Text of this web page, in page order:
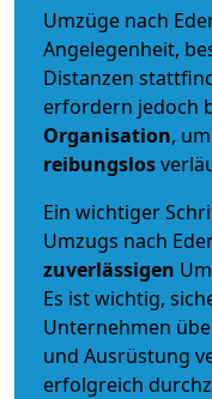
Umzüge nach
Angelegenheit,
Distanzen
erfordern jedoch
Organisation,
reibungslos
Ein wichtiger
Umzugs nach
zuverlässigen
Es ist wichtig,
Unternehmen
und Ausrüstung
erfolgreich